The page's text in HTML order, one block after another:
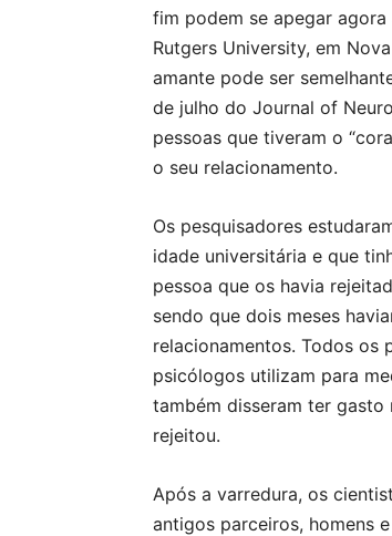
fim podem se apegar
Rutgers University, em
amante pode ser
de julho do Journal of
pessoas que tiveram o
o seu relacionamento.
Os pesquisadores
idade universitária e que
pessoa que os havia
sendo que dois meses
relacionamentos. Todos os
psicólogos utilizam para
também disseram ter gasto
rejeitou.
Após a varredura, os
antigos parceiros, homens